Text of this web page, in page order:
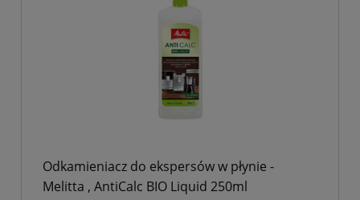
Odkamieniacz do ekspersów w płynie -
Melitta , AntiCalc BIO Liquid 250ml